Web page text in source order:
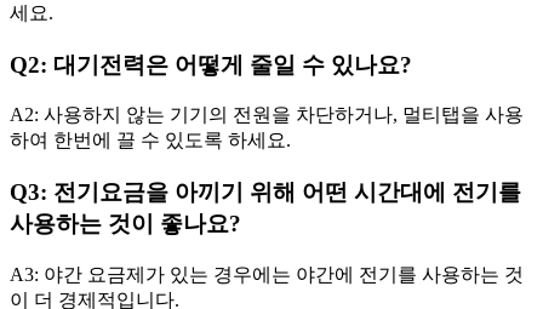
세요.
Q2: 대기전력은 어떻게 줄일 수 있나요?
A2: 사용하지 않는 기기의 전원을 차단하거나, 멀티탭을 사용
하여 한번에 끌 수 있도록 하세요.
Q3: 전기요금을 아끼기 위해 어떤 시간대에 전기를
사용하는 것이 좋나요?
A3: 야간 요금제가 있는 경우에는 야간에 전기를 사용하는 것
이 더 경제적입니다.